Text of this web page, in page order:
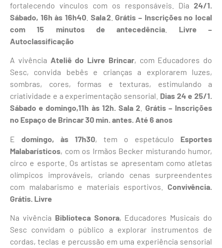
fortalecendo vínculos com os responsáveis. Dia 24/1.
Sábado, 16h às 16h40 Sala 2.Grátis – Inscrições no local
com 15 minutos de antecedência
Livre –
Autoclassificação
A vivência Ateliê do Livre Brincar, com Educadores do
Sesc, convida bebês e crianças a explorarem luzes,
sombras, cores, formas e texturas, estimulando a
criatividade e a experimentação sensorial. Dias 24 e 25/1.
Sábado e domingo,11h às 12h. Sala 2 Grátis – Inscrições
no Espaço de Brincar 30 min. antes. Até 6 anos
E domingo, às 17h30, tem o espetáculo Esportes
Malabarísticos, com os Irmãos Becker misturando humor,
circo e esporte. Os artistas se apresentam como atletas
olímpicos improváveis, criando cenas surpreendentes
com malabarismo e materiais esportivos. Convivência.
Grátis. Livre
Na vivência Biblioteca Sonora, Educadores Musicais do
Sesc convidam o público a explorar instrumentos de
cordas, teclas e percussão em uma experiência sensorial